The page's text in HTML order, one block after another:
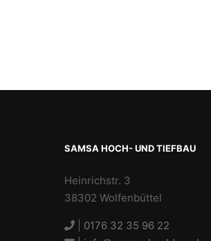
SAMSA HOCH- UND TIEFBAU
Heinrichstr. 3
38302 Wolfenbüttel
0176 32 35 96 22